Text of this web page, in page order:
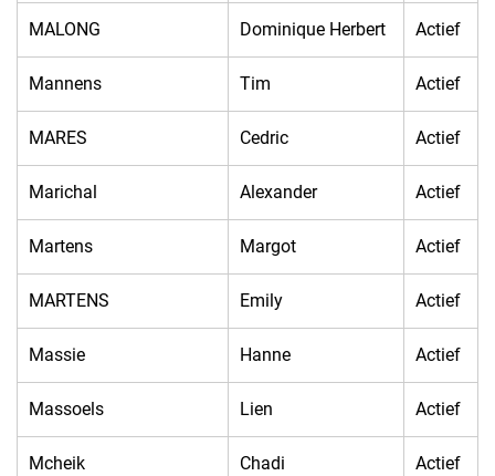
MALONG Dominique Herbert Actief
Mannens Tim Actief
MARES Cedric Actief
Marichal Alexander Actief
Martens Margot Actief
MARTENS Emily Actief
Massie Hanne Actief
Massoels Lien Actief
Mcheik Chadi Actief